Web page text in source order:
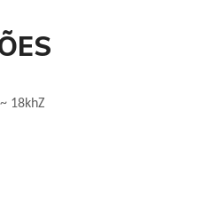
18khZ